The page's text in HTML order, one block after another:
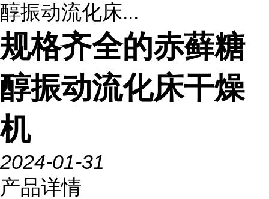
醇振动流化床...
规格齐全的赤藓糖
醇振动流化床干燥
机
2024-01-31
产品详情